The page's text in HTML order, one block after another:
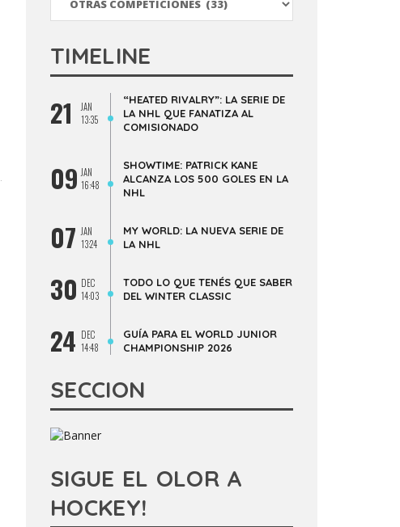
TIMELINE
21
JAN
13:35
“HEATED RIVALRY”: LA SERIE DE
LA NHL QUE FANATIZA AL
COMISIONADO
09 JAN
16:48
SHOWTIME: PATRICK KANE
ALCANZA LOS 500 GOLES EN LA
NHL
07 JAN
13:24
MY WORLD: LA NUEVA SERIE DE
LA NHL
30 DEC
14:03
TODO LO QUE TENÉS QUE SABER
DEL WINTER CLASSIC
24 DEC
14:48
GUÍA PARA EL WORLD JUNIOR
CHAMPIONSHIP 2026
SECCION
SIGUE EL OLOR A
HOCKEY!